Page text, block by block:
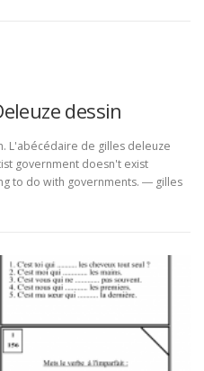
dessin
L'abécédaire de gilles deleuze
government doesn't exist
to do with governments. ― gilles